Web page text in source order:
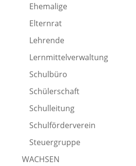
Ehemalige
Elternrat
Lehrende
Lernmittelverwaltung
Schulbüro
Schülerschaft
Schulleitung
Schulförderverein
Steuergruppe
WACHSEN